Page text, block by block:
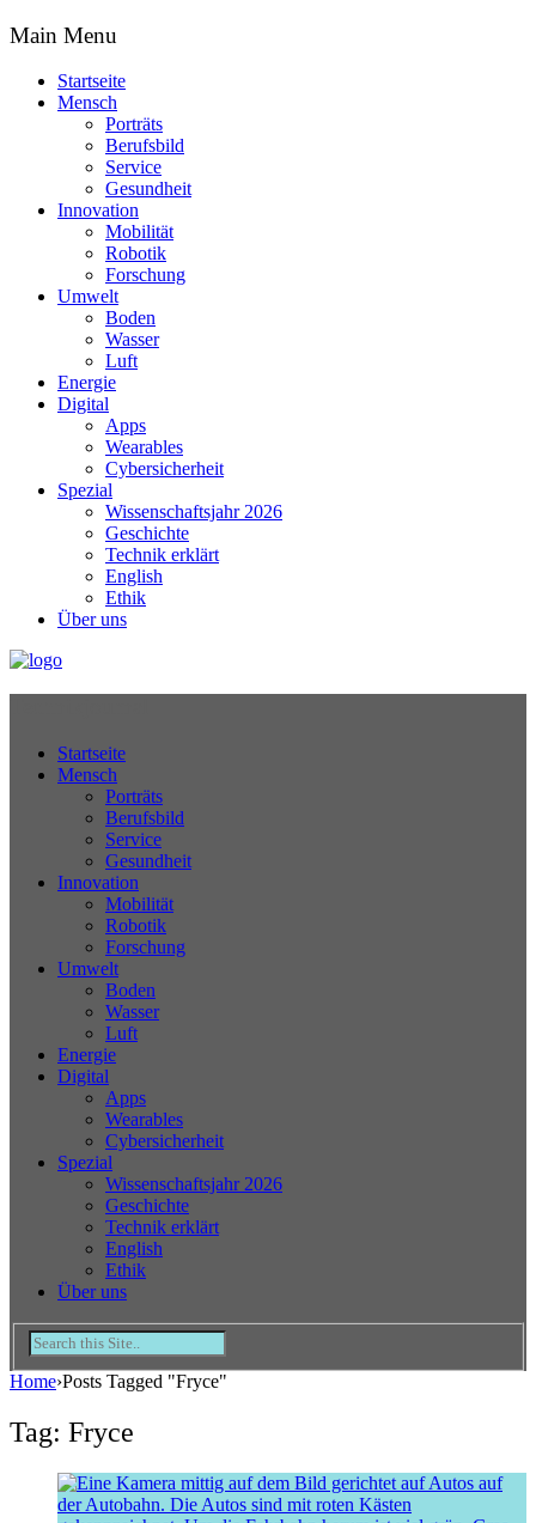
Main Menu
Startseite
Mensch
Porträts
Berufsbild
Service
Gesundheit
Innovation
Mobilität
Robotik
Forschung
Umwelt
Boden
Wasser
Luft
Energie
Digital
Apps
Wearables
Cybersicherheit
Spezial
Wissenschaftsjahr 2026
Geschichte
Technik erklärt
English
Ethik
Über uns
Startseite
Mensch
Porträts
Berufsbild
Service
Gesundheit
Innovation
Mobilität
Robotik
Forschung
Umwelt
Boden
Wasser
Luft
Energie
Digital
Apps
Wearables
Cybersicherheit
Spezial
Wissenschaftsjahr 2026
Geschichte
Technik erklärt
English
Ethik
Über uns
Home›Posts Tagged "Fryce"
Tag: Fryce